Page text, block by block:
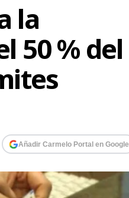
la
50 % del
Añadir Carmelo Portal en Google